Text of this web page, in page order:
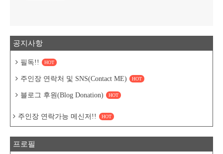
공지사항
필독!! HOT
주인장 연락처 및 SNS(Contact ME) HOT
블로그 후원(Blog Donation) HOT
주인장 연락가능 메신저!! HOT
프로필